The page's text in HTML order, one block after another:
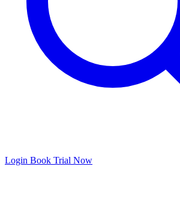
Login Book Trial Now